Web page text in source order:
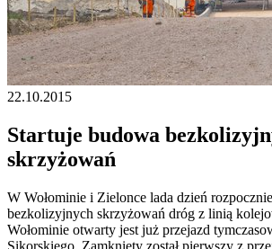
22.10.2015
Startuje budowa
skrzyżowań
W Wołominie i Zielonce lada dzień
bezkolizyjnych skrzyżowań dróg z linią
Wołominie otwarty jest już przejazd
Sikorskiego. Zamknięty został pierwszy z